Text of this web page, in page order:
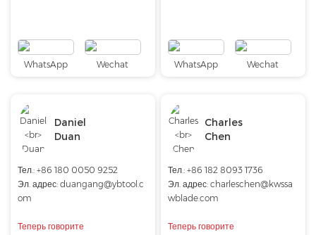
WhatsApp Wechat WhatsApp Wechat
Daniel
Duan
Тел.: +86 180 0050 9252
Эл. адрес: duangang@ybtool.c
om
Теперь говорите
Charles
Chen
Тел.: +86 182 8093 1736
Эл. адрес:charleschen@kwssa
wblade.com
Теперь говорите